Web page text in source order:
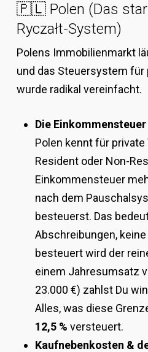
🇵🇱 Polen (Das
Ryczałt-System)
Polens Immobilienmarkt
und das Steuersystem für
wurde radikal vereinfacht.
Die
Polen kennt für
Resident oder Non-
Einkommensteuer
nach dem
besteuerst. Das
Abschreibungen,
besteuert wird der
einem Jahresumsatz
23.000 €) zahlst Du
Alles, was diese
12,5 % versteuert.
Kaufnebenkosten &